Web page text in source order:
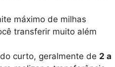
máximo de milhas
transferir muito além
curto, geralmente de 2 a